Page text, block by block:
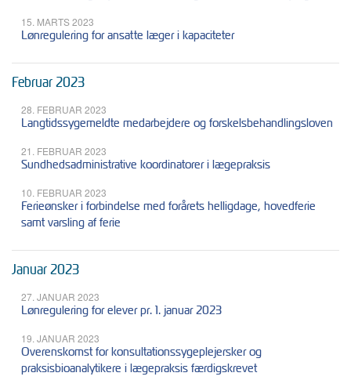
15. MARTS 2023
Lønregulering for ansatte læger i kapaciteter
Februar 2023
28. FEBRUAR 2023
Langtidssygemeldte medarbejdere og forskelsbehandlingsloven
21. FEBRUAR 2023
Sundhedsadministrative koordinatorer i lægepraksis
10. FEBRUAR 2023
Ferieønsker i forbindelse med forårets helligdage, hovedferie
samt varsling af ferie
Januar 2023
27. JANUAR 2023
Lønregulering for elever pr. 1. januar 2023
19. JANUAR 2023
Overenskomst for konsultationssygeplejersker og
praksisbioanalytikere i lægepraksis færdigskrevet